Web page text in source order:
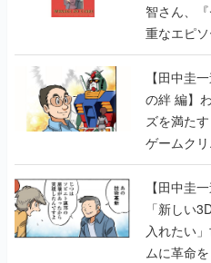
智さん、
重なエピ
【田中圭一
の絆 編】
ズを満た
ゲームク
【若ゲの
【田中圭
「新しい
入れたい
ムに革命